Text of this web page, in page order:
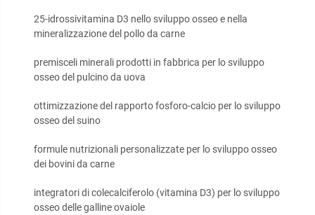
25-idrossivitamina D3 nello sviluppo osseo e nella
mineralizzazione del pollo da carne
premisceli minerali prodotti in fabbrica per lo sviluppo
osseo del pulcino da uova
ottimizzazione del rapporto fosforo-calcio per lo sviluppo
osseo del suino
formule nutrizionali personalizzate per lo sviluppo osseo
dei bovini da carne
integratori di colecalciferolo (vitamina D3) per lo sviluppo
osseo delle galline ovaiole